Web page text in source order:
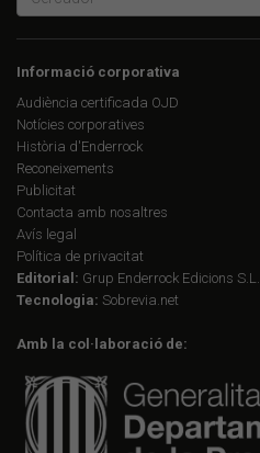
Informació corporativa
Audiència certificada OJD
Notícies corporatives
Història d'Enderrock
Reconeixements
Publicitat
Contacta amb nosaltres
Avís legal
Política de privacitat
Editorial: Grup Enderrock Edicions S.L.
Tecnologia: Sobrevia.net
Amb la col·laboració de: